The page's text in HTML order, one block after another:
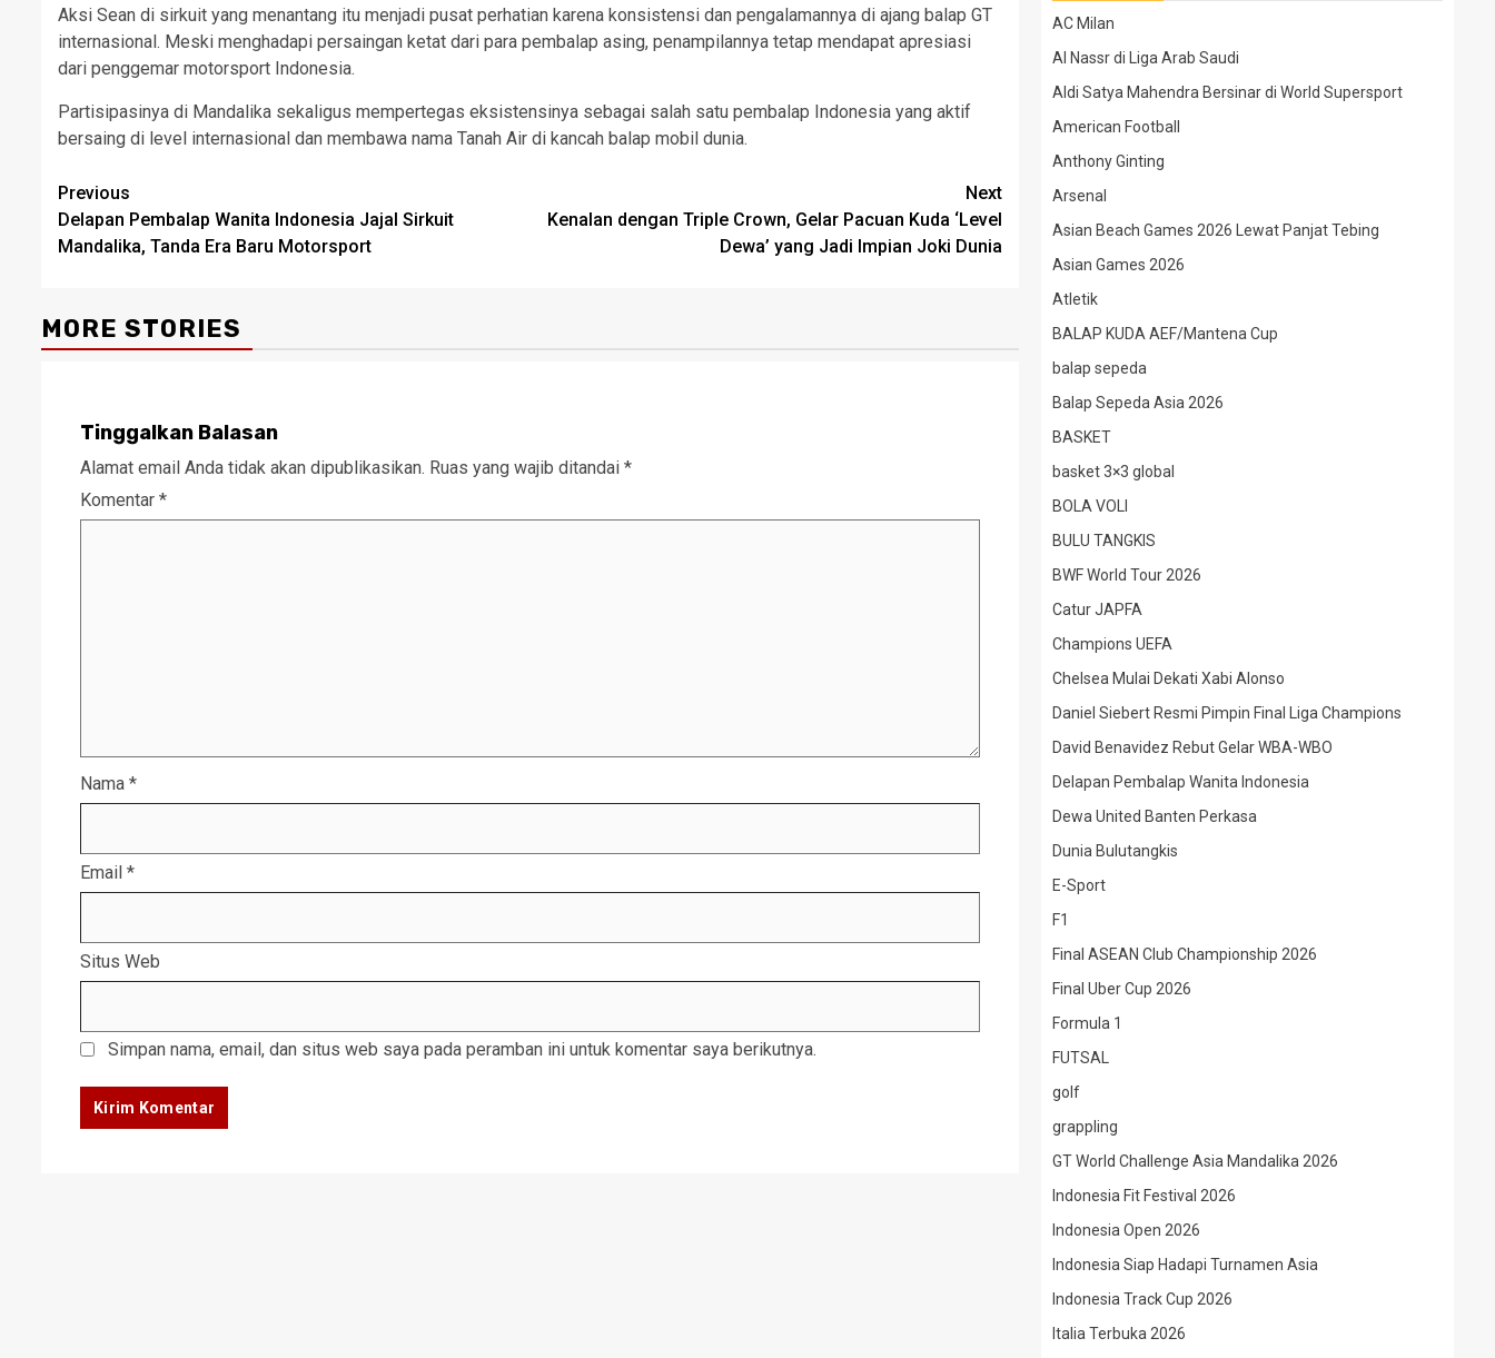
Aksi Sean di sirkuit yang menantang itu menjadi pusat perhatian karena konsistensi dan pengalamannya di ajang balap GT
internasional. Meski menghadapi persaingan ketat dari para pembalap asing, penampilannya tetap mendapat apresiasi
dari penggemar motorsport Indonesia.
Partisipasinya di Mandalika sekaligus mempertegas eksistensinya sebagai salah satu pembalap Indonesia yang aktif
bersaing di level internasional dan membawa nama Tanah Air di kancah balap mobil dunia.
Post
navigation
Previous
Delapan Pembalap Wanita Indonesia Jajal Sirkuit
Mandalika, Tanda Era Baru Motorsport
Next
Kenalan dengan Triple Crown, Gelar Pacuan Kuda ‘Level
Dewa’ yang Jadi Impian Joki Dunia
MORE STORIES
Tinggalkan Balasan
Alamat email Anda tidak akan dipublikasikan. Ruas yang wajib ditandai *
Komentar *
Nama *
Email *
Situs Web
Simpan nama, email, dan situs web saya pada peramban ini untuk komentar saya berikutnya.
AC Milan
Al Nassr di Liga Arab Saudi
Aldi Satya Mahendra Bersinar di World Supersport
American Football
Anthony Ginting
Arsenal
Asian Beach Games 2026 Lewat Panjat Tebing
Asian Games 2026
Atletik
BALAP KUDA AEF/Mantena Cup
balap sepeda
Balap Sepeda Asia 2026
BASKET
basket 3×3 global
BOLA VOLI
BULU TANGKIS
BWF World Tour 2026
Catur JAPFA
Champions UEFA
Chelsea Mulai Dekati Xabi Alonso
Daniel Siebert Resmi Pimpin Final Liga Champions
David Benavidez Rebut Gelar WBA-WBO
Delapan Pembalap Wanita Indonesia
Dewa United Banten Perkasa
Dunia Bulutangkis
E-Sport
F1
Final ASEAN Club Championship 2026
Final Uber Cup 2026
Formula 1
FUTSAL
golf
grappling
GT World Challenge Asia Mandalika 2026
Indonesia Fit Festival 2026
Indonesia Open 2026
Indonesia Siap Hadapi Turnamen Asia
Indonesia Track Cup 2026
Italia Terbuka 2026